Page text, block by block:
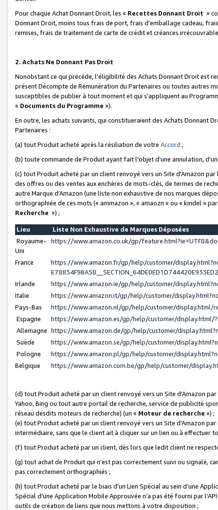
Pour chaque Achat Donnant Droit, les « Recettes Donnant Droit »
Donnant Droit, moins tous frais de port, frais d'emballage cadeau,
remises, frais de traitement de carte de crédit et créances
2. Achats Ne Donnant Pas Droit
Nonobstant ce qui précède, l'éligibilité des Achats Donnant Droit est
présent Décompte de Rémunération du Partenaires ou toutes autres
susceptibles de publier à tout moment et qui s'appliquent au
« Documents du Programme »).
En outre, les achats suivants, qui constitueraient des Achats Donnant
Partenaires :
(a) tout Produit acheté après la résiliation de votre Accord ;
(b) toute commande de Produit ayant fait l'objet d'une annulation,
(c) tout Produit acheté par un client renvoyé vers un Site d'Amazon
des offres ou des ventes aux enchères de mots-clés, de termes de
autre Marque d'Amazon (une liste non exhaustive de nos marques
orthographiée de ces mots (« ammazon », « amaozn » ou « kindel »
Recherche ») ;
Lieu
Liste Non Exhaustive de Marques Déposées
Royaume-
Uni
https://www.amazon.co.uk/gp/
France
https://www.amazon.fr/gp/help/customer/
Irlande
https://www.amazon.ie/gp/help/customer/
Italie
https://www.amazon.it/gp/help/customer/
Pays-Bas
https://www.amazon.nl/gp/help/customer/display.html/
Espagne
https://www.amazon.es/gp/help/customer/display.html/
Allemagne https://www.amazon.de/gp/help/customer/
Suède
https://www.amazon.se/gp/help/customer/
Pologne
https://www.amazon.pl/gp/help/customer/
Belgique
https://www.amazon.com.be/gp/help/customer/
(d) tout Produit acheté par un client renvoyé vers un Site d'Amazon
Yahoo, Bing ou tout autre portail de recherche, service de publicité
réseau desdits moteurs de recherche) (un « Moteur de recherche ») ;
(e) tout Produit acheté par un client renvoyé vers un Site d'Amazon
intermédiaire, sans que le client ait à cliquer sur un lien ou à
(f) tout Produit acheté par un client, dès lors que ledit client ne
(g) tout achat de Produit qui n’est pas correctement suivi ou signalé,
pas correctement orthographiés ;
(h) tout Produit acheté par le biais d’un Lien Spécial au sein d’une
Spécial d'une Application Mobile Approuvée n’a pas été fourni par
outils de création de liens que nous mettons à votre disposition ;